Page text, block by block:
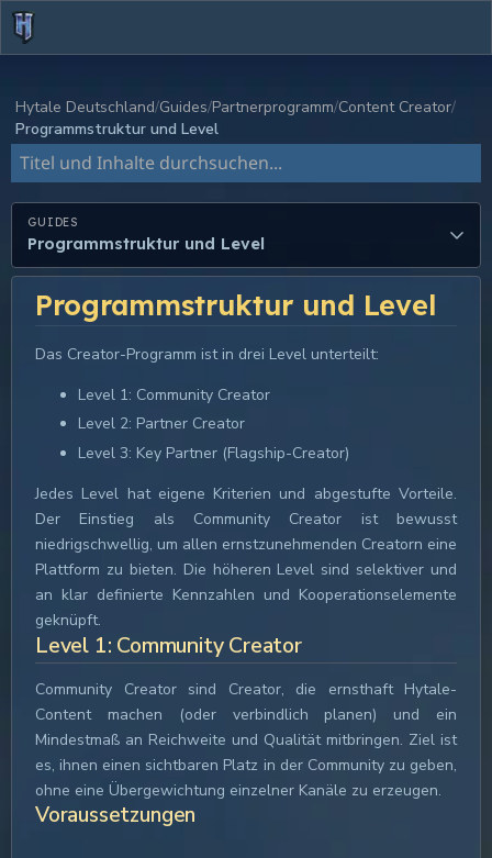
Hytale Deutschland Guides Partnerprogramm Content Creator
Programmstruktur und Level
Dokumentation durchsuchen
GUIDES
Programmstruktur und Level
Programmstruktur und Level
Das Creator-Programm ist in drei Level unterteilt:
Level 1: Community Creator
Level 2: Partner Creator
Level 3: Key Partner (Flagship-Creator)
Jedes Level hat eigene Kriterien und abgestufte Vorteile.
Der Einstieg als Community Creator ist bewusst
niedrigschwellig, um allen ernstzunehmenden Creatorn eine
Plattform zu bieten. Die höheren Level sind selektiver und
an klar definierte Kennzahlen und Kooperationselemente
geknüpft.
Level 1: Community Creator
Community Creator sind Creator, die ernsthaft Hytale-
Content machen (oder verbindlich planen) und ein
Mindestmaß an Reichweite und Qualität mitbringen. Ziel ist
es, ihnen einen sichtbaren Platz in der Community zu geben,
ohne eine Übergewichtung einzelner Kanäle zu erzeugen.
Voraussetzungen